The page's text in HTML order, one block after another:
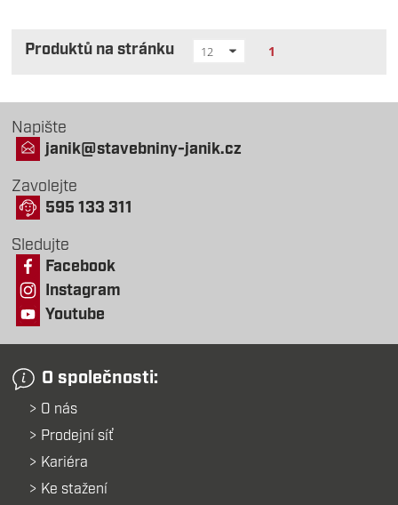
Produktů na stránku 12 1
Napište
janik@stavebniny-janik.cz
Zavolejte
595 133 311
Sledujte
Facebook
Instagram
Youtube
O společnosti:
O nás
Prodejní síť
Kariéra
Ke stažení